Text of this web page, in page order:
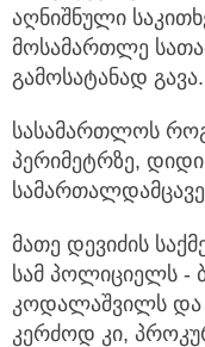
აღნიშნული
მოსამართლე
გამოსატანად გავა.
სასამართლოს
პერიმეტრზე,
მათე დევიძის
სამ პოლიციელს -
კოდალაშვილს და
კერძოდ კი,